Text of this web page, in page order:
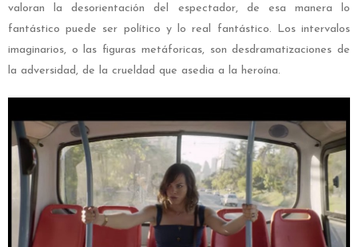
valoran la desorientación del espectador, de esa manera lo
fantástico puede ser político y lo real fantástico. Los intervalos
imaginarios, o las figuras metáforicas, son desdramatizaciones de
la adversidad, de la crueldad que asedia a la heroína.